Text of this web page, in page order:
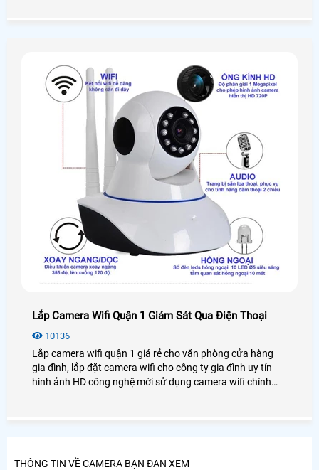
Lắp Camera Wifi Quận 1 Giám Sát Qua Điện Thoại
10136
Lắp camera wifi quận 1 giá rẻ cho văn phòng cửa hàng
gia đình, lắp đặt camera wifi cho công ty gia đình uy tín
hình ảnh HD công nghệ mới sử dụng camera wifi chính
THÔNG TIN VỀ CAMERA BẠN ĐAN XEM